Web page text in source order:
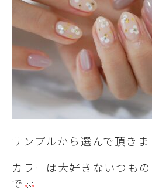
サンプルから選んで頂きま
カラーは大好きないつも
で